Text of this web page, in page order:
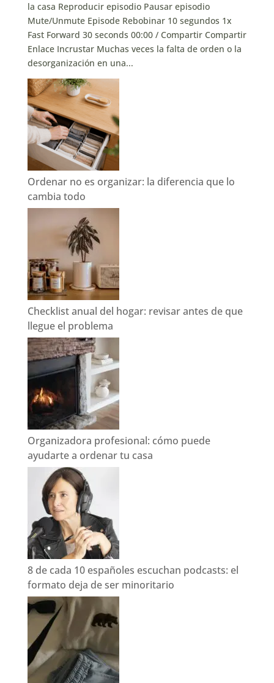
la casa Reproducir episodio Pausar episodio
Mute/Unmute Episode Rebobinar 10 segundos 1x
Fast Forward 30 seconds 00:00 / Compartir Compartir
Enlace Incrustar Muchas veces la falta de orden o la
desorganización en una...
Ordenar no es organizar: la diferencia que lo
cambia todo
Checklist anual del hogar: revisar antes de que
llegue el problema
Organizadora profesional: cómo puede
ayudarte a ordenar tu casa
8 de cada 10 españoles escuchan podcasts: el
formato deja de ser minoritario